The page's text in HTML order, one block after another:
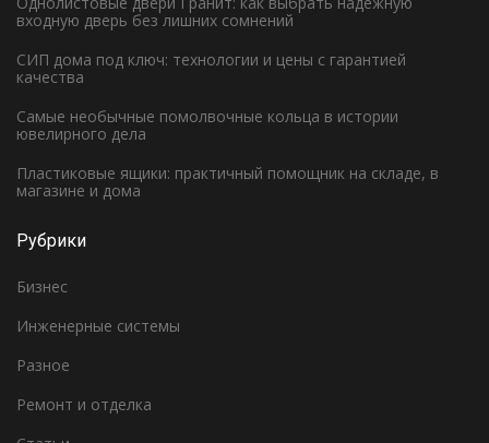
входную дверь без лишних сомнений
СИП дома под ключ: технологии и цены с гарантией
качества
Самые необычные помолвочные кольца в истории
ювелирного дела
Пластиковые ящики: практичный помощник на складе, в
магазине и дома
Рубрики
Бизнес
Инженерные системы
Разное
Ремонт и отделка